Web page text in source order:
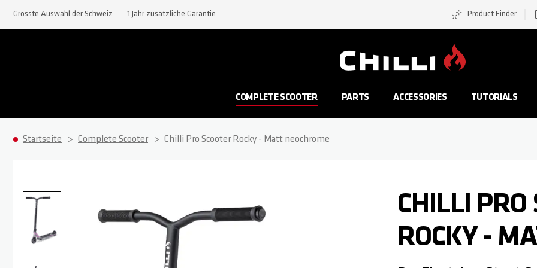
Grösste Auswahl der Schweiz 1 Jahr zusätzliche Garantie Product Finder
COMPLETE SCOOTER PARTS ACCESSORIES TUTORIALS
Startseite Complete Scooter Chilli Pro Scooter Rocky - Matt neochrome
CHILLI PRO
ROCKY -